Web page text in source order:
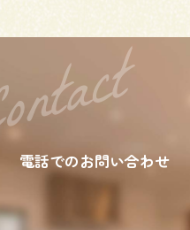
電話でのお問い合わせ